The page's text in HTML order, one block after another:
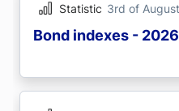
Statistic 3rd of
Bond indexes -